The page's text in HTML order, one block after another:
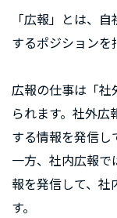
「広報」とは、
するポジションを
広報の仕事は「社
られます。社外
する情報を発信し
一方、社内広報
報を発信して、社
す。